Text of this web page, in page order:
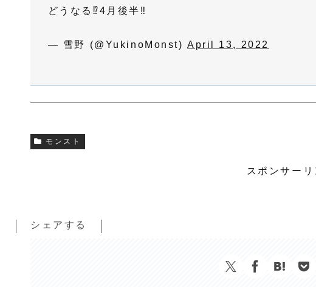
どうなる⁉︎4月後半‼︎
— 雪野 (@YukinoMonst) April 13, 2022
モンスト
スポンサーリ
シェアする